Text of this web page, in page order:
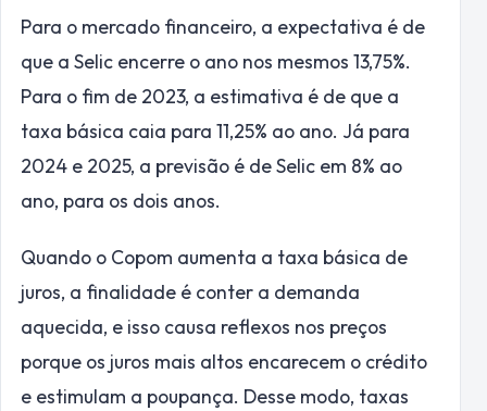
Para o mercado financeiro, a expectativa é de
que a Selic encerre o ano nos mesmos 13,75%.
Para o fim de 2023, a estimativa é de que a
taxa básica caia para 11,25% ao ano. Já para
2024 e 2025, a previsão é de Selic em 8% ao
ano, para os dois anos.
Quando o Copom aumenta a taxa básica de
juros, a finalidade é conter a demanda
aquecida, e isso causa reflexos nos preços
porque os juros mais altos encarecem o crédito
e estimulam a poupança. Desse modo, taxas